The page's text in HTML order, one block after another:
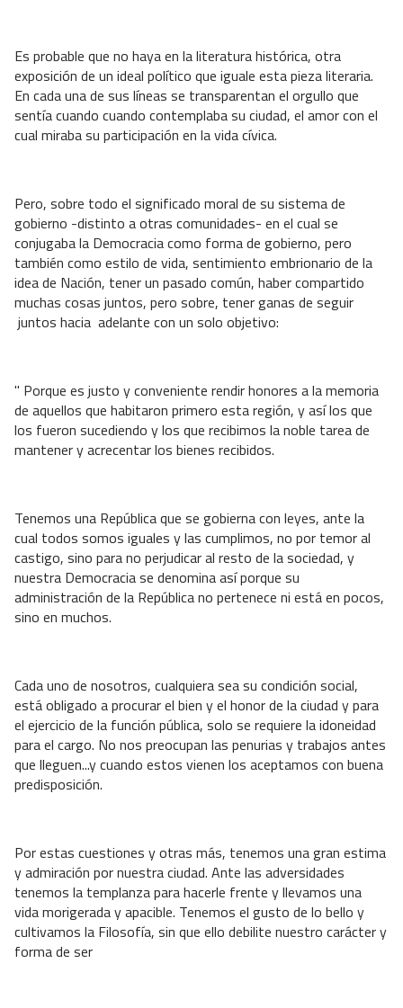
Es probable que no haya en la literatura histórica, otra
exposición de un ideal político que iguale esta pieza literaria.
En cada una de sus líneas se transparentan el orgullo que
sentía cuando cuando contemplaba su ciudad, el amor con el
cual miraba su participación en la vida cívica.
Pero, sobre todo el significado moral de su sistema de
gobierno -distinto a otras comunidades- en el cual se
conjugaba la Democracia como forma de gobierno, pero
también como estilo de vida, sentimiento embrionario de la
idea de Nación, tener un pasado común, haber compartido
muchas cosas juntos, pero sobre, tener ganas de seguir
juntos hacia adelante con un solo objetivo:
" Porque es justo y conveniente rendir honores a la memoria
de aquellos que habitaron primero esta región, y así los que
los fueron sucediendo y los que recibimos la noble tarea de
mantener y acrecentar los bienes recibidos.
Tenemos una República que se gobierna con leyes, ante la
cual todos somos iguales y las cumplimos, no por temor al
castigo, sino para no perjudicar al resto de la sociedad, y
nuestra Democracia se denomina así porque su
administración de la República no pertenece ni está en pocos,
sino en muchos.
Cada uno de nosotros, cualquiera sea su condición social,
está obligado a procurar el bien y el honor de la ciudad y para
el ejercicio de la función pública, solo se requiere la idoneidad
para el cargo. No nos preocupan las penurias y trabajos antes
que lleguen...y cuando estos vienen los aceptamos con buena
predisposición.
Por estas cuestiones y otras más, tenemos una gran estima
y admiración por nuestra ciudad. Ante las adversidades
tenemos la templanza para hacerle frente y llevamos una
vida morigerada y apacible. Tenemos el gusto de lo bello y
cultivamos la Filosofía, sin que ello debilite nuestro carácter y
forma de ser